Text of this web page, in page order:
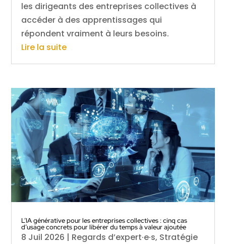
les dirigeants des entreprises collectives à
accéder à des apprentissages qui
répondent vraiment à leurs besoins.
Lire la suite
L’IA générative pour les entreprises collectives : cinq cas
d’usage concrets pour libérer du temps à valeur ajoutée
8 Juil 2026 | Regards d’expert·e·s, Stratégie